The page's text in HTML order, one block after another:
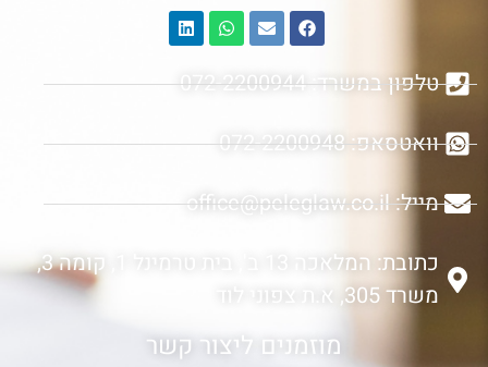
טלפון במשרד: 072-2200944
וואטסאפ: 072-2200948
מייל: office@peleglaw.co.il
כתובת: המלאכה 13 ב', בית טרמינל 1, קומה 3,
משרד 305, א.ת צפוני לוד
מוזמנים ליצור קשר